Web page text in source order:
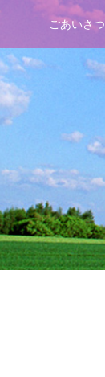
ごあいさつ